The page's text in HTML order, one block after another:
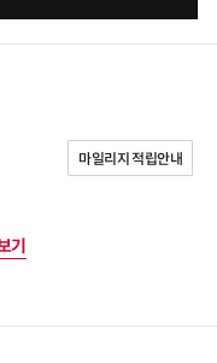
마일리지 적립안내
기